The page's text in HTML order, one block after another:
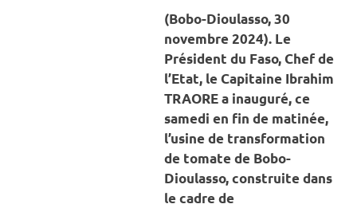
(Bobo-Dioulasso, 30
novembre 2024). Le
Président du Faso, Chef de
l’Etat, le Capitaine Ibrahim
TRAORE a inauguré, ce
samedi en fin de matinée,
l’usine de transformation
de tomate de Bobo-
Dioulasso, construite dans
le cadre de